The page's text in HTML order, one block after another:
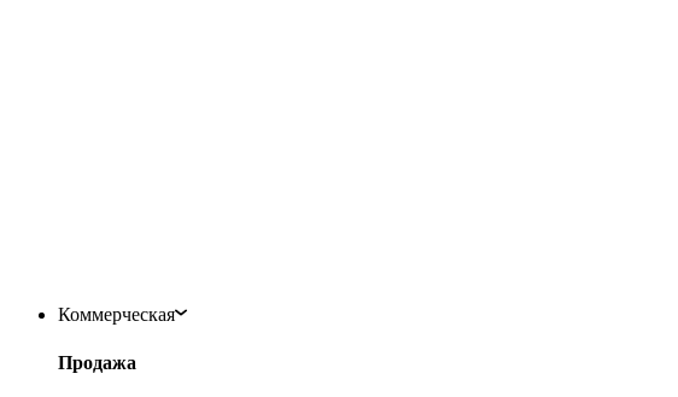
Коммерческая
Продажа